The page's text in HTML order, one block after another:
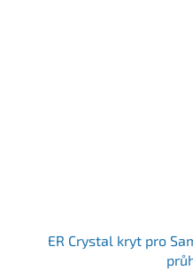
ER Crystal kryt pro